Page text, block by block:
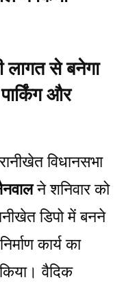
से बनेगा
और
विधानसभा
ने शनिवार को
डिपो में बनने
कार्य का
वैदिक